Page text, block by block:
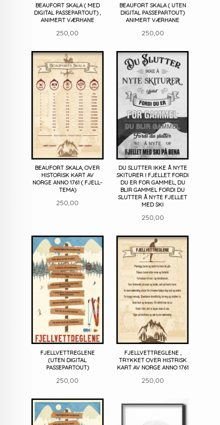
BEAUFORT SKALA ( MED
DIGITAL PASSEPARTOUT) ,
ANIMERT VÆRHANE
Pris
250,00
BEAUFORT SKALA ( UTEN
DIGITAL PASSEPARTOUT)
ANIMERT VÆRHANE
Pris
250,00
BEAUFORT SKALA, OVER
HISTORISK KART AV
NORGE ANNO 1761 ( FJELL-
TEMA)
Pris
250,00
DU SLUTTER IKKE Å NYTE
SKITURER I FJELLET FORDI
DU ER FOR GAMMEL, DU
BLIR GAMMEL FORDI DU
SLUTTER Å NYTE FJELLET
MED SKI
Pris
250,00
FJELLVETTREGLENE
(UTEN DIGITAL
PASSEPARTOUT)
Pris
250,00
FJELLVETTREGLENE ,
TRYKKET OVER HISTRISK
KART AV NORGE ANNO 1761
Pris
250,00